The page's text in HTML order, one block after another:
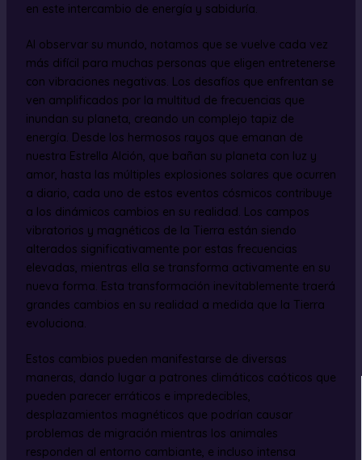
en este intercambio de energía y sabiduría.
Al observar su mundo, notamos que se vuelve cada vez
más difícil para muchas personas que eligen entretenerse
con vibraciones negativas. Los desafíos que enfrentan se
ven amplificados por la multitud de frecuencias que
inundan su planeta, creando un complejo tapiz de
energía. Desde los hermosos rayos que emanan de
nuestra Estrella Alción, que bañan su planeta con luz y
amor, hasta las múltiples explosiones solares que ocurren
a diario, cada uno de estos eventos cósmicos contribuye
a los dinámicos cambios en su realidad. Los campos
vibratorios y magnéticos de la Tierra están siendo
alterados significativamente por estas frecuencias
elevadas, mientras ella se transforma activamente en su
nueva forma. Esta transformación inevitablemente traerá
grandes cambios en su realidad a medida que la Tierra
evoluciona.
Estos cambios pueden manifestarse de diversas
maneras, dando lugar a patrones climáticos caóticos que
pueden parecer erráticos e impredecibles,
desplazamientos magnéticos que podrían causar
problemas de migración mientras los animales
responden al entorno cambiante, e incluso intensa